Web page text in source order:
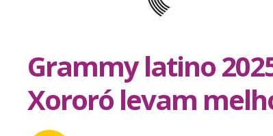
Grammy latino
Xororó levam